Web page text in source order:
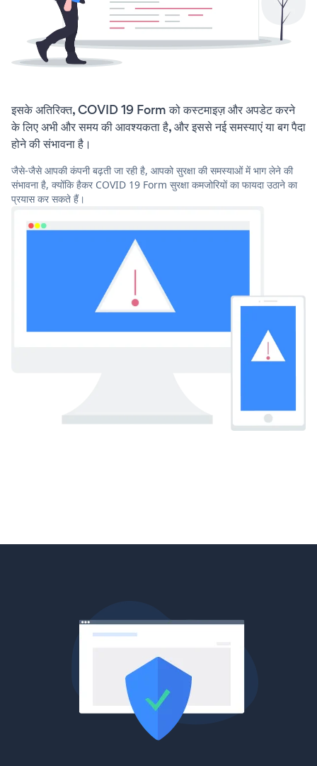
इसके अतिरिक्त, COVID 19 Form को कस्टमाइज़ और अपडेट करने
के लिए अभी और समय की आवश्यकता है, और इससे नई समस्याएं या बग पैदा
होने की संभावना है।
जैसे-जैसे आपकी कंपनी बढ़ती जा रही है, आपको सुरक्षा की समस्याओं में भाग लेने की
संभावना है, क्योंकि हैकर COVID 19 Form सुरक्षा कमजोरियों का फायदा उठाने का
प्रयास कर सकते हैं।